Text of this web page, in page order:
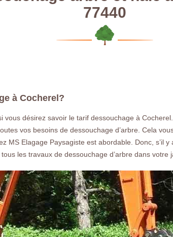
77440
à Cocherel?
vous désirez savoir le tarif dessouchage à
vos besoins de dessouchage d’arbre. Cela
MS Elagage Paysagiste est abordable. Donc, s’il
les travaux de dessouchage d’arbre dans votre